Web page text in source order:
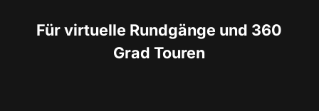
Für virtuelle Rundgänge und 360
Grad Touren